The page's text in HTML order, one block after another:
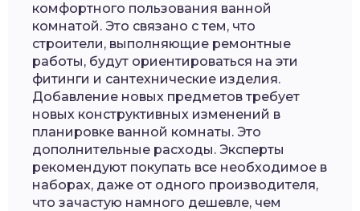
комфортного пользования ванной
комнатой. Это связано с тем, что
строители, выполняющие ремонтные
работы, будут ориентироваться на эти
фитинги и сантехнические изделия.
Добавление новых предметов требует
новых конструктивных изменений в
планировке ванной комнаты. Это
дополнительные расходы. Эксперты
рекомендуют покупать все необходимое в
наборах, даже от одного производителя,
что зачастую намного дешевле, чем